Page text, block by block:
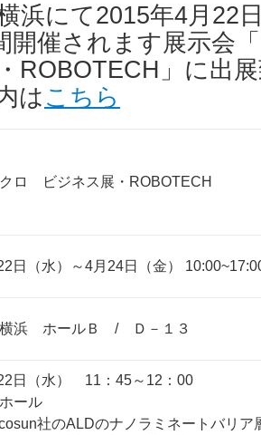
浜にて2015年4月22
開催されます展示
ROBOTECH」に出
は こちら
ロ ビジネス展・ROBOTECH
日（水）～4月24日（金）
横浜 ホールＢ / Ｄ－１３
日（水） 11：45～12：00
ール
社のALDのナノラミネートバリア